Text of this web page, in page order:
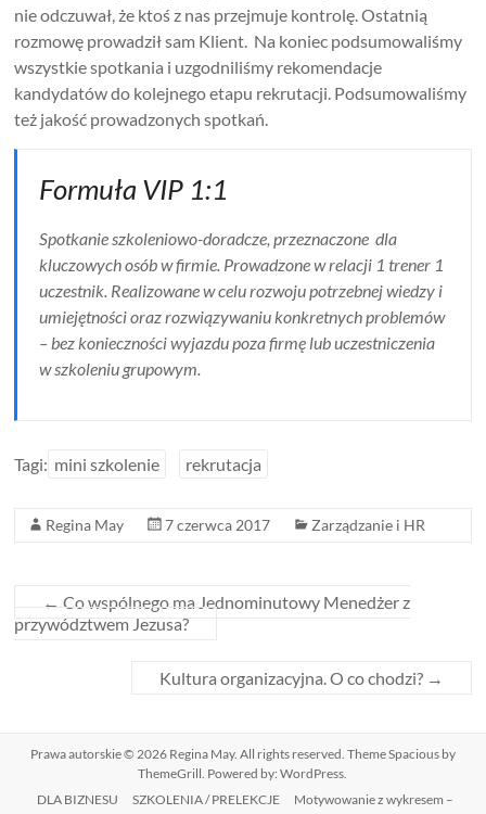
nie odczuwał, że ktoś z nas przejmuje kontrolę. Ostatnią
rozmowę prowadził sam Klient. Na koniec podsumowaliśmy
wszystkie spotkania i uzgodniliśmy rekomendacje
kandydatów do kolejnego etapu rekrutacji. Podsumowaliśmy
też jakość prowadzonych spotkań.
Formuła VIP 1:1
Spotkanie szkoleniowo-doradcze, przeznaczone dla
kluczowych osób w firmie. Prowadzone w relacji 1 trener 1
uczestnik. Realizowane w celu rozwoju potrzebnej wiedzy i
umiejętności oraz rozwiązywaniu konkretnych problemów
– bez konieczności wyjazdu poza firmę lub uczestniczenia
w szkoleniu grupowym.
Tagi: mini szkolenie rekrutacja
Regina May 7 czerwca 2017 Zarządzanie i HR
← Co wspólnego ma Jednominutowy Menedżer z
przywództwem Jezusa?
Kultura organizacyjna. O co chodzi? →
Prawa autorskie © 2026 Regina May. All rights reserved. ThemeSpaciousby
ThemeGrill. Powered by:WordPress.
DLA BIZNESU
SZKOLENIA / PRELEKCJE
Motywowanie z wykresem –